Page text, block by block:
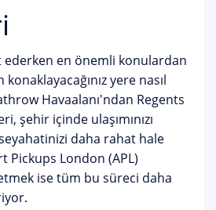
ederken en önemli konulardan
yere nasıl
Havaalanı'ndan Regents
şehir içinde ulaşımınızı
daha rahat hale
Pickups London (APL)
ise tüm bu süreci daha